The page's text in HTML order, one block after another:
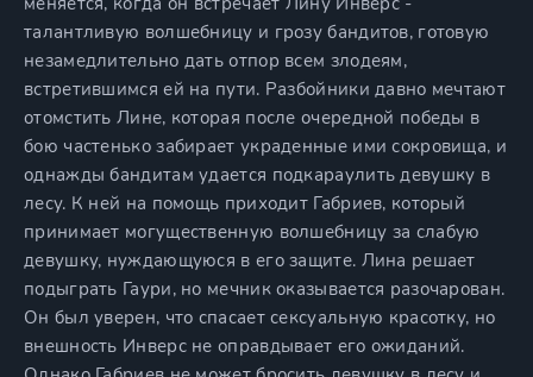
талантливую волшебницу и грозу бандитов, готовую
незамедлительно дать отпор всем злодеям,
встретившимся ей на пути. Разбойники давно мечтают
отомстить Лине, которая после очередной победы в
бою частенько забирает украденные ими сокровища, и
однажды бандитам удается подкараулить девушку в
лесу. К ней на помощь приходит Габриев, который
принимает могущественную волшебницу за слабую
девушку, нуждающуюся в его защите. Лина решает
подыграть Гаури, но мечник оказывается разочарован.
Он был уверен, что спасает сексуальную красотку, но
внешность Инверс не оправдывает его ожиданий.